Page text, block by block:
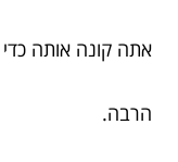
אתה קונה אותה
הרבה.